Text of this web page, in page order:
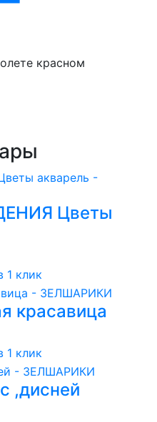
красном
Цветы
1 клик
красавица
1 клик
,дисней